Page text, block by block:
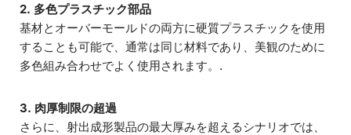
2. 多色プラスチック部品
基材とオーバーモールドの両方に硬質プラスチックを使用
することも可能で、通常は同じ材料であり、美観のために
多色組み合わせでよく使用されます。.
3. 肉厚制限の超過
さらに、射出成形製品の最大厚みを超えるシナリオでは、